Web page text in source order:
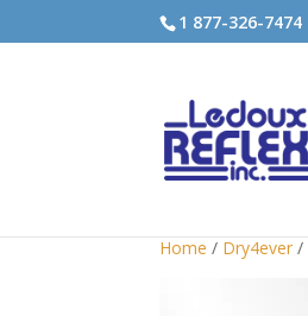
1 877-326-7474
Home / Dry4ever /